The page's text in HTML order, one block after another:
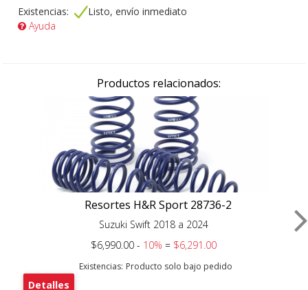
Existencias:
Listo, envío inmediato
Ayuda
Productos relacionados:
Resortes H&R Sport 28736-2
Suzuki Swift 2018 a 2024
$6,990.00 - 10%= $6,291.00
Existencias: Producto solo bajo pedido
Detalles